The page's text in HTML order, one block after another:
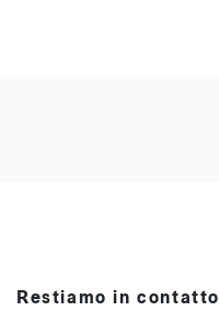
Restiamo in contatto